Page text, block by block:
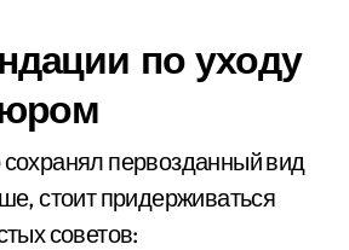
по уходу
первозданный вид
стоит придерживаться
советов: